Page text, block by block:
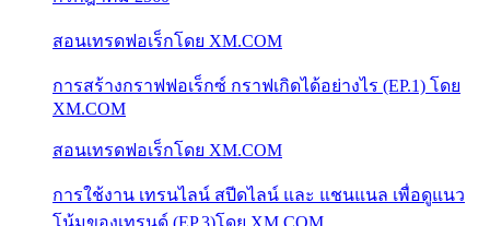
สอนเทรดฟอเร็กโดย XM.COM
การสร้างกราฟฟอเร็กซ์ กราฟเกิดได้อย่างไร (EP.1) โดย
XM.COM
สอนเทรดฟอเร็กโดย XM.COM
การใช้งาน เทรนไลน์ สปีดไลน์ และ แชนแนล เพื่อดูแนว
โน้มของเทรนด์ (EP.3)โดย XM.COM